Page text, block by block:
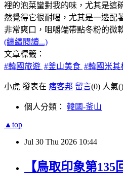
裡的泡菜蠻對我的味，尤其是這
然覺得它很耐喝，尤其是一邊配
非常爽口，咀嚼端帶點冬粉的微
(繼續閱讀...)
文章標籤：
#韓國旅遊 #釜山美食 #韓國米其
小虎 發表在 痞客邦 留言(0) 人氣()
個人分類： 韓國-釜山
▲top
Jul 30 Thu 2026 10:44
【鳥取印象第